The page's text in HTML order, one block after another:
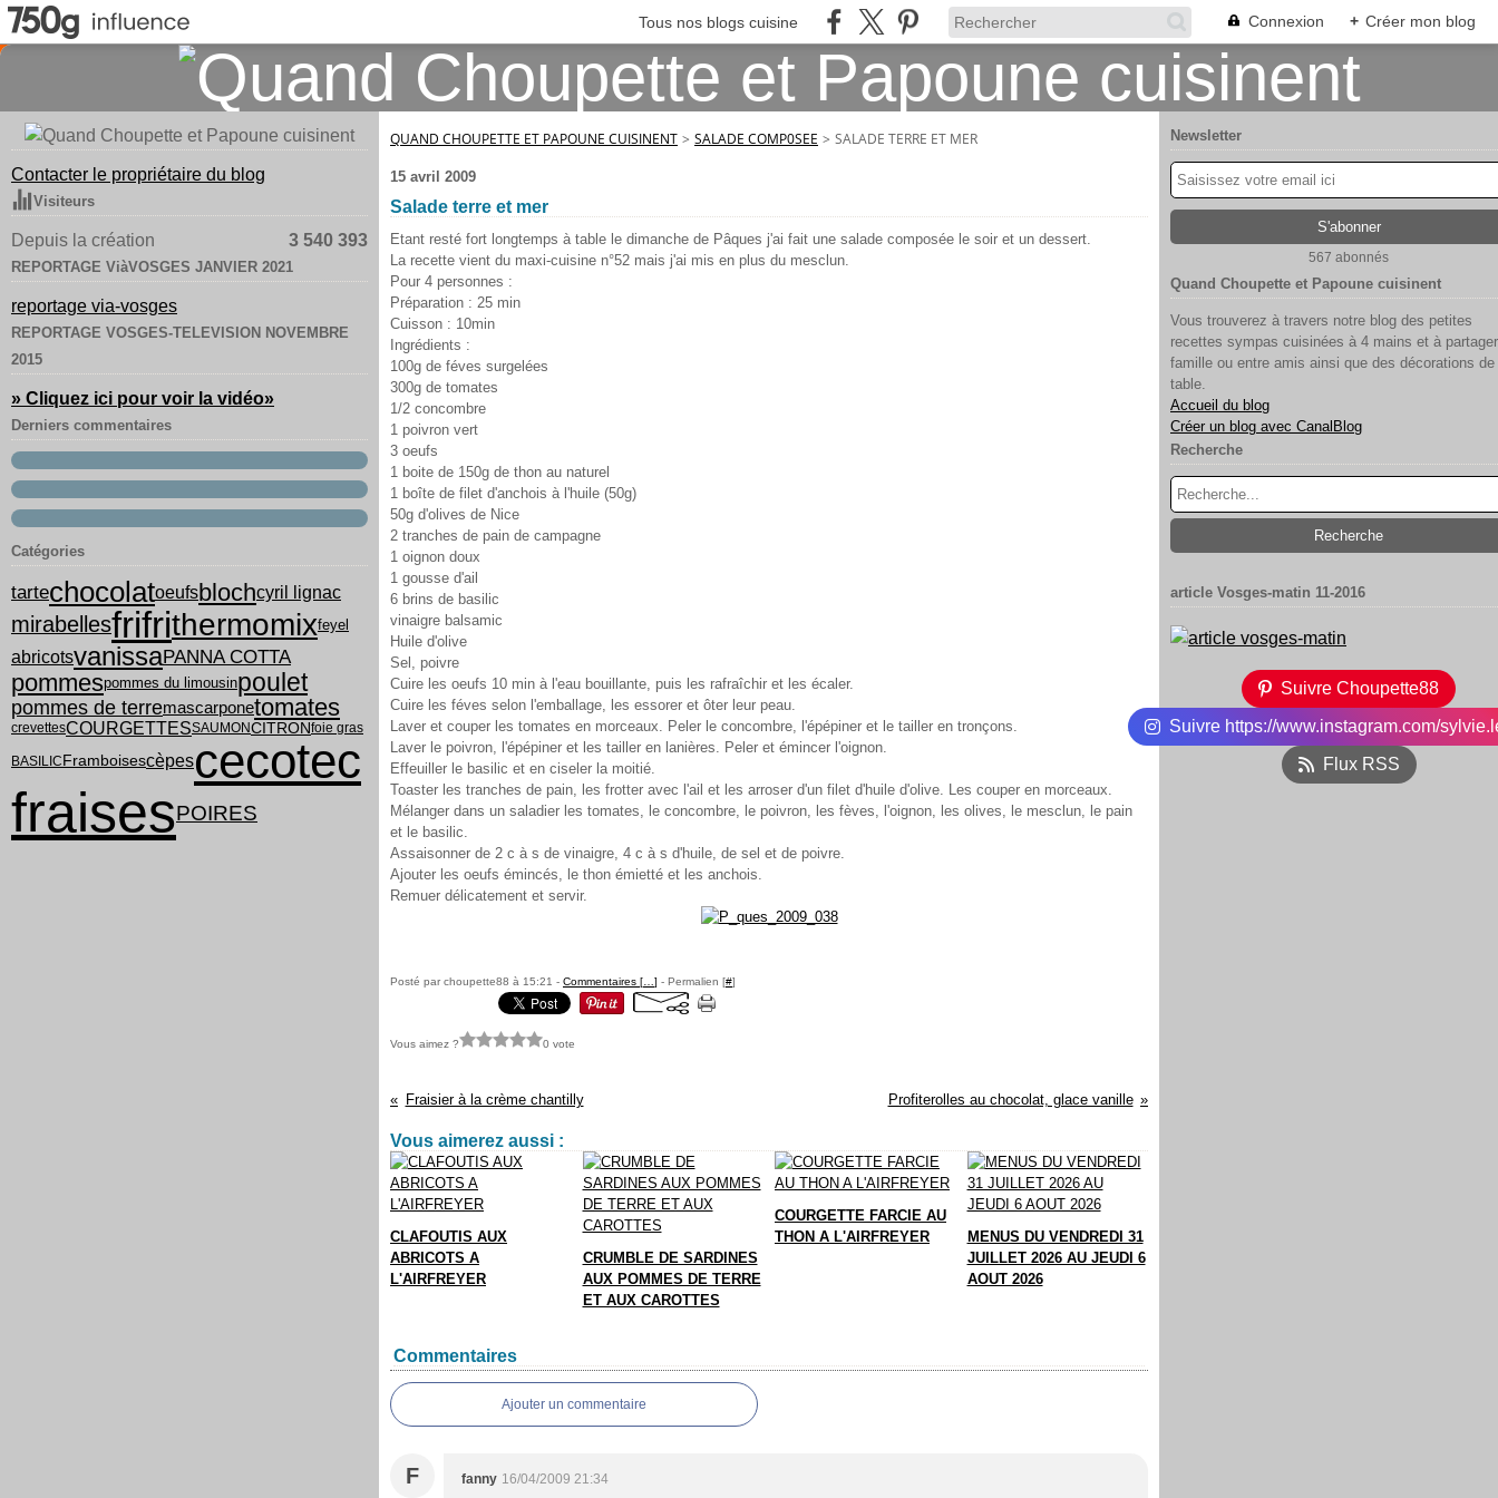
Tous nos blogs cuisine Connexion + Créer mon blog
Contacter le propriétaire du blog
Visiteurs
Depuis la création 3 540 393
REPORTAGE ViàVOSGES JANVIER 2021
reportage via-vosges
REPORTAGE VOSGES-TELEVISION NOVEMBRE
2015
» Cliquez ici pour voir la vidéo»
Derniers commentaires
Catégories
tartechocolatoeufsblochcyril lignac
mirabellesfrifrithermomixfeyel
abricotsvanissaPANNA COTTA
pommespommes du limousinpoulet
pommes de terremascarponetomates
crevettesCOURGETTESSAUMONCITRONfoie gras
BASILIC Framboisescèpescecotec
fraisesPOIRES
QUAND CHOUPETTE ET PAPOUNE CUISINENT > SALADE COMP0SEE > SALADE TERRE ET MER
15 avril 2009
Salade terre et mer
Etant resté fort longtemps à table le dimanche de Pâques j'ai fait une salade composée le soir et un dessert.
La recette vient du maxi-cuisine n°52 mais j'ai mis en plus du mesclun.
Pour 4 personnes :
Préparation : 25 min
Cuisson : 10min
Ingrédients :
100g de féves surgelées
300g de tomates
1/2 concombre
1 poivron vert
3 oeufs
1 boite de 150g de thon au naturel
1 boîte de filet d'anchois à l'huile (50g)
50g d'olives de Nice
2 tranches de pain de campagne
1 oignon doux
1 gousse d'ail
6 brins de basilic
vinaigre balsamic
Huile d'olive
Sel, poivre
Cuire les oeufs 10 min à l'eau bouillante, puis les rafraîchir et les écaler.
Cuire les féves selon l'emballage, les essorer et ôter leur peau.
Laver et couper les tomates en morceaux. Peler le concombre, l'épépiner et le tailler en tronçons.
Laver le poivron, l'épépiner et les tailler en lanières. Peler et émincer l'oignon.
Effeuiller le basilic et en ciseler la moitié.
Toaster les tranches de pain, les frotter avec l'ail et les arroser d'un filet d'huile d'olive. Les couper en morceaux.
Mélanger dans un saladier les tomates, le concombre, le poivron, les fèves, l'oignon, les olives, le mesclun, le pain
et le basilic.
Assaisonner de 2 c à s de vinaigre, 4 c à s d'huile, de sel et de poivre.
Ajouter les oeufs émincés, le thon émietté et les anchois.
Remuer délicatement et servir.
Posté par choupette88 à 15:21 - Commentaires [ ] - Permalien [#]
Vous aimez ? 0 vote
Fraisier à la crème chantilly Profiterolles au chocolat, glace vanille
Vous aimerez aussi :
CLAFOUTIS AUX
ABRICOTS A
L'AIRFREYER
CRUMBLE DE SARDINES
AUX POMMES DE TERRE
ET AUX CAROTTES
COURGETTE FARCIE AU
THON A L'AIRFREYER
MENUS DU VENDREDI 31
JUILLET 2026 AU JEUDI 6
AOUT 2026
Commentaires
Ajouter un commentaire
F fanny 16/04/2009 21:34
Newsletter
567 abonnés
Quand Choupette et Papoune cuisinent
Vous trouverez à travers notre blog des petites
recettes sympas cuisinées à 4 mains et à
famille ou entre amis ainsi que des décorations de
table.
Accueil du blog
Créer un blog avec CanalBlog
Recherche
article Vosges-matin 11-2016
Suivre Choupette88
Suivre https://www.instagram.com/
Flux RSS